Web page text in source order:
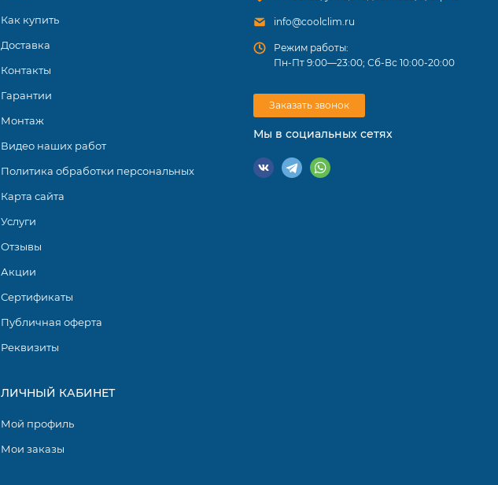
Как купить
Доставка
Контакты
Гарантии
Монтаж
Видео наших работ
Политика обработки персональных
Карта сайта
Услуги
Отзывы
Акции
Сертификаты
Публичная оферта
Реквизиты
ЛИЧНЫЙ КАБИНЕТ
Мой профиль
Мои заказы
info@coolclim.ru
Режим работы:
Пн-Пт 9:00—23:00; Сб-Вс 10:00-20:00
Заказать звонок
Мы в социальных сетях